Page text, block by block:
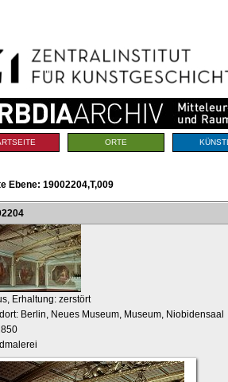
ORTE
Ebene: 19002204,T,009
Erhaltung: zerstört
Berlin, Neues Museum, Museum, Niobidensaal